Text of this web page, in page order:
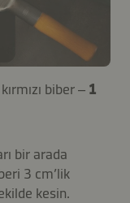
biber – 1
bir arada
3 cm’lik
kesin.